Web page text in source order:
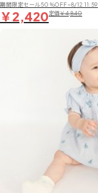
期間限定セール50％OFF~8/12 11:59
￥2,420定価￥4,840